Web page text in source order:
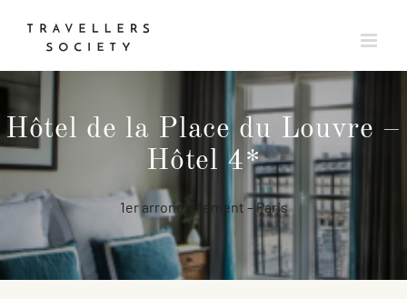
contenu
Hôtel de la Place du Louvre –
Hôtel 4*
1er arrondissement – Paris